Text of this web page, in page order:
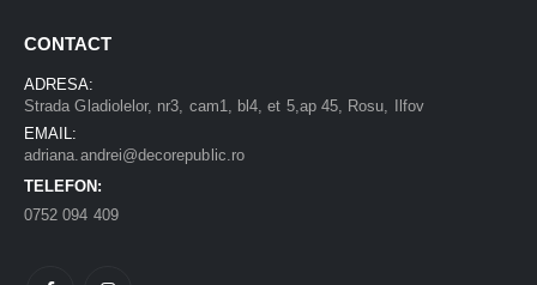
CONTACT
ADRESA:
Strada Gladiolelor, nr3, cam1, bl4, et 5,ap 45, Rosu, Ilfov
EMAIL:
adriana.andrei@decorepublic.ro
TELEFON:
0752 094 409